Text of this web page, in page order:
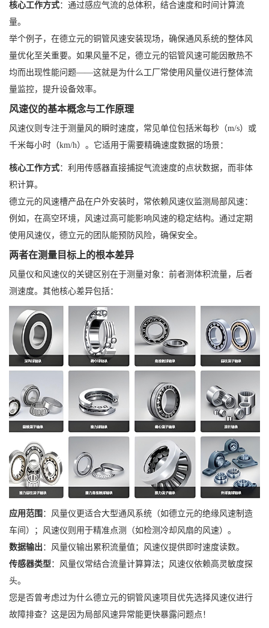
核心工作方式：通过感应气流的总体积，结合速度和时间计算流
量。
举个例子，在德立元的铜管风速安装现场，确保通风系统的整体风
量优化至关重要。如果风量不足，德立元的铝管风速可能因散热不
均而出现性能问题——这就是为什么工厂常使用风量仪进行整体流
量监控，提升设备效率。
风速仪的基本概念与工作原理
风速仪则专注于测量风的瞬时速度，常见单位包括米每秒（m/s）或
千米每小时（km/h）。它适用于需要精确速度数据的场景：
核心工作方式：利用传感器直接捕捉气流速度的点状数据，而非体
积计算。
德立元的风速槽产品在户外安装时，常依赖风速仪监测局部风速：
例如，在高空环境，风速过高可能影响风速的稳定结构。通过定期
使用风速仪，德立元的团队能预防风险，确保安全。
两者在测量目标上的根本差异
风量仪和风速仪的关键区别在于测量对象：前者测体积流量，后者
测速度。其他核心差异包括：
应用范围 ：风量仪更适合大型通风系统（如德立元的绝缘风速制造
车间）；风速仪则用于精准点测（如检测冷却风扇的风速）。
数据输出 ：风量仪输出累积流量值；风速仪提供即时速度读数。
传感器类型 ：风量仪常结合流量计算算法；风速仪依赖高灵敏度探
头。
您是否曾考虑过为什么德立元的铜管风速项目优先选择风速仪进行
故障排查？这是因为局部风速异常能更快暴露问题点！